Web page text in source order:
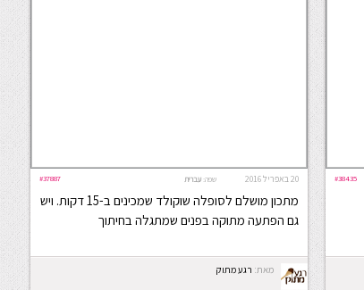
#38435 20 באפריל 2016 #37887 שפה: עברית
מתכון מושלם לסופלה שוקולד שמכינים ב-15 דקות. ויש
גם הפתעה מתוקה בפנים שמתגלה בחיתוך
מאת: רגע מתוק